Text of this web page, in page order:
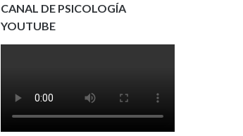
CANAL DE PSICOLOGÍA
YOUTUBE